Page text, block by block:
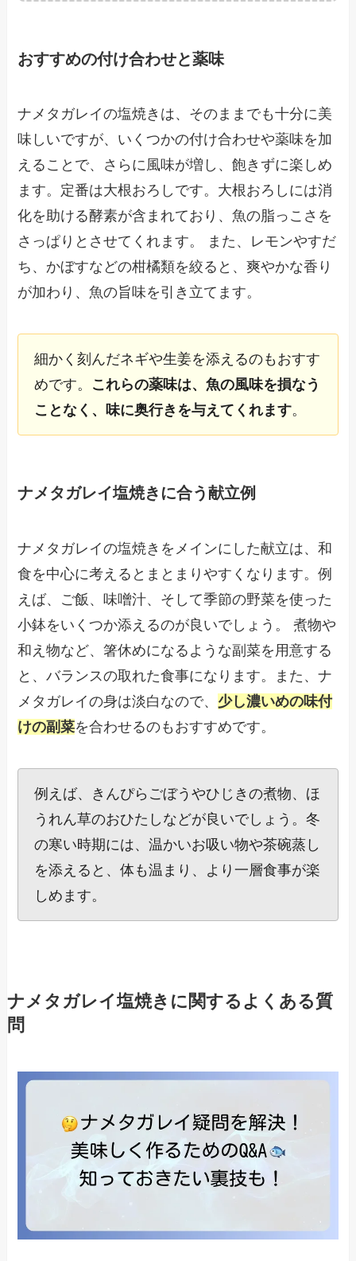
おすすめの付け合わせと薬味
ナメタガレイの塩焼きは、そのままでも十分に美
味しいですが、いくつかの付け合わせや薬味を加
えることで、さらに風味が増し、飽きずに楽しめ
ます。定番は大根おろしです。大根おろしには消
化を助ける酵素が含まれており、魚の脂っこさを
さっぱりとさせてくれます。 また、レモンやすだ
ち、かぼすなどの柑橘類を絞ると、爽やかな香り
が加わり、魚の旨味を引き立てます。
細かく刻んだネギや生姜を添えるのもおすす
めです。 これらの薬味は、魚の風味を損なう
ことなく、味に奥行きを与えてくれます。
ナメタガレイ塩焼きに合う献立例
ナメタガレイの塩焼きをメインにした献立は、和
食を中心に考えるとまとまりやすくなります。例
えば、ご飯、味噌汁、そして季節の野菜を使った
小鉢をいくつか添えるのが良いでしょう。 煮物や
和え物など、箸休めになるような副菜を用意する
と、バランスの取れた食事になります。また、ナ
メタガレイの身は淡白なので、 少し濃いめの味付
けの副菜を合わせるのもおすすめです。
例えば、きんぴらごぼうやひじきの煮物、ほ
うれん草のおひたしなどが良いでしょう。冬
の寒い時期には、温かいお吸い物や茶碗蒸し
を添えると、体も温まり、より一層食事が楽
しめます。
ナメタガレイ塩焼きに関するよくある質
問